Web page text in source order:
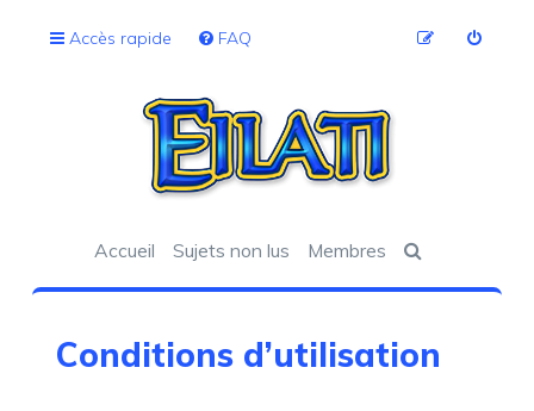
Accès rapide FAQ
Accueil Sujets non lus Membres
Conditions d’utilisation